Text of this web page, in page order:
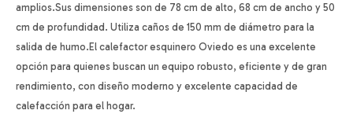
amplios.Sus dimensiones son de 78 cm de alto, 68 cm de ancho y 50
cm de profundidad. Utiliza caños de 150 mm de diámetro para la
salida de humo.El calefactor esquinero Oviedo es una excelente
opción para quienes buscan un equipo robusto, eficiente y de gran
rendimiento, con diseño moderno y excelente capacidad de
calefacción para el hogar.